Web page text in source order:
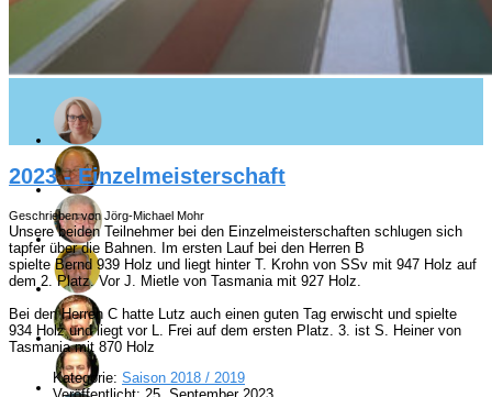
2023 - Einzelmeisterschaft
Geschrieben von Jörg-Michael Mohr
Unsere beiden Teilnehmer bei den Einzelmeisterschaften schlugen sich
tapfer über die Bahnen. Im ersten Lauf bei den Herren B
spielte Bernd 939 Holz und liegt hinter T. Krohn von SSv mit 947 Holz auf
dem 2. Platz. Vor J. Mietle von Tasmania mit 927 Holz.
Bei den Herren C hatte Lutz auch einen guten Tag erwischt und spielte
934 Holz und liegt vor L. Frei auf dem ersten Platz. 3. ist S. Heiner von
Tasmania mit 870 Holz
Kategorie: Saison 2018 / 2019